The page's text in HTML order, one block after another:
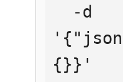
{}}'